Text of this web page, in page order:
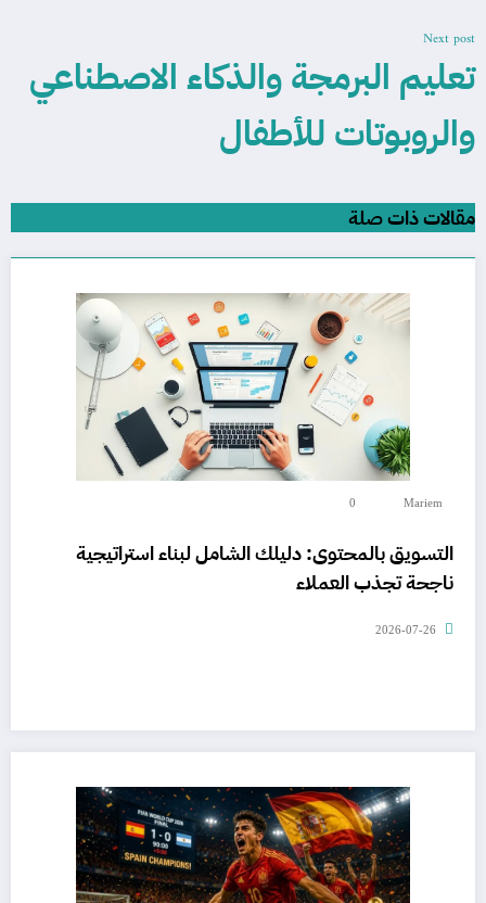
Next post
تعليم البرمجة والذكاء الاصطناعي
والروبوتات للأطفال
مقالات ذات صلة
Mariem
0
التسويق بالمحتوى: دليلك الشامل لبناء استراتيجية
ناجحة تجذب العملاء
2026-07-26